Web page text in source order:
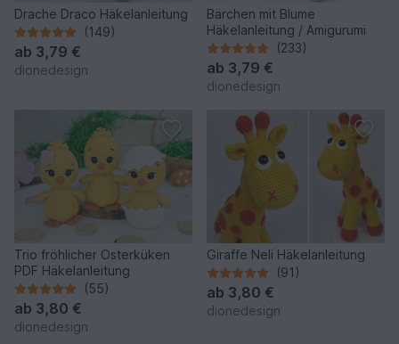
Drache Draco Häkelanleitung
(149)
ab 3,79 €
dionedesign
Bärchen mit Blume
Häkelanleitung / Amigurumi
(233)
ab 3,79 €
dionedesign
Trio fröhlicher Osterküken
PDF Häkelanleitung
(55)
ab 3,80 €
dionedesign
Giraffe Neli Häkelanleitung
(91)
ab 3,80 €
dionedesign